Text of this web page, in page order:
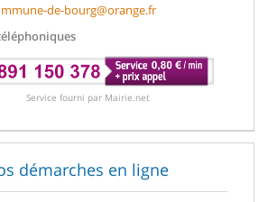
de-bourg@orange.fr
Service fourni par Mairie.net
démarches en ligne